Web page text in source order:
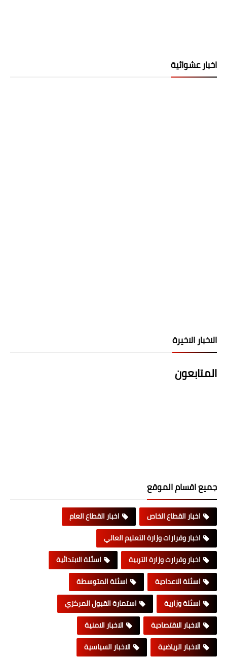
اخبار عشوائية
الاخبار الاخيرة
المتابعون
جميع اقسام الموقع
اخبار القطاع الخاص
اخبار القطاع العام
اخبار وقرارات وزارة التعليم العالي
اخبار وقرارت وزارة التربية
اسئلة الابتدائية
اسئلة الاعدادية
اسئلة المتوسطة
اسئلة وزارية
استمارة القبول المركزي
الاخبار الاقتصادية
الاخبار الامنية
الاخبار الرياضية
الاخبار السياسية